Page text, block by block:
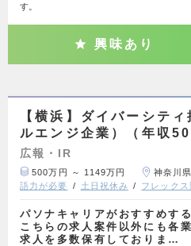
す。
興味あり
【横浜】ダイバーシテ
ルエンジ企業）（年収
広報・IR
500万円 ～ 1149万円 神奈川県
語力が必要
土日祝休み フレックス
パソナキャリアがおすすめす
こちらの求人案件以外にも各
求人を多数保有しておりま…